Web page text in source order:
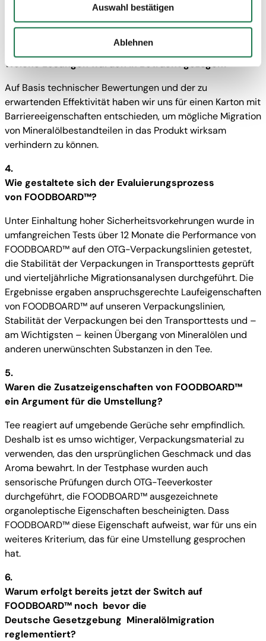
Ihre auf dieser Webseite erhobenen Daten auch in
Drittstaaten, in denen die DSGVO nicht gilt, verarbeitet
auch in den USA verarbeitet. Wenn Sie jedoch nicht
die oben beschriebene Übermittlung nicht statt.
Auswahl bestätigen
Ablehnen
kommen kann, sehr wohl jedoch weiterhin zur
Querkontamination aus Transportverpackungen.
Welche Lösungen wurden in Betracht gezogen?
Auf Basis technischer Bewertungen und der zu
erwartenden Effektivität haben wir uns für einen Karton mit
Barriereeigenschaften entschieden, um mögliche Migration
von Mineralölbestandteilen in das Produkt wirksam
verhindern zu können.
4.
Wie gestaltete sich der Evaluierungsprozess
von FOODBOARD™?
Unter Einhaltung hoher Sicherheitsvorkehrungen wurde in
umfangreichen Tests über 12 Monate die Performance von
FOODBOARD™ auf den OTG-Verpackungslinien getestet,
die Stabilität der Verpackungen in Transporttests geprüft
und vierteljährliche Migrationsanalysen durchgeführt. Die
Ergebnisse ergaben anspruchsgerechte Laufeigenschaften
von FOODBOARD™ auf unseren Verpackungslinien,
Stabilität der Verpackungen bei den Transporttests und –
am Wichtigsten – keinen Übergang von Mineralölen und
anderen unerwünschten Substanzen in den Tee.
5.
Waren die Zusatzeigenschaften von FOODBOARD™
ein Argument für die Umstellung?
Tee reagiert auf umgebende Gerüche sehr empfindlich.
Deshalb ist es umso wichtiger, Verpackungsmaterial zu
verwenden, das den ursprünglichen Geschmack und das
Aroma bewahrt. In der Testphase wurden auch
sensorische Prüfungen durch OTG-Teeverkoster
durchgeführt, die FOODBOARD™ ausgezeichnete
organoleptische Eigenschaften bescheinigten. Dass
FOODBOARD™ diese Eigenschaft aufweist, war für uns ein
weiteres Kriterium, das für eine Umstellung gesprochen
hat.
6.
Warum erfolgt bereits jetzt der Switch auf
FOODBOARD™ noch bevor die
Deutsche Gesetzgebung Mineralölmigration
reglementiert?